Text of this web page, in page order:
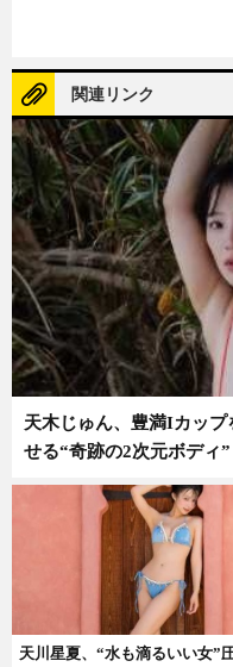
関連リンク
天木じゅん、豊満Iカッ
せる“奇跡の2次元ボディ
天川星夏、“水も滴るいい女”